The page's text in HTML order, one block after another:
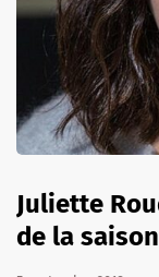
Juliette
de la